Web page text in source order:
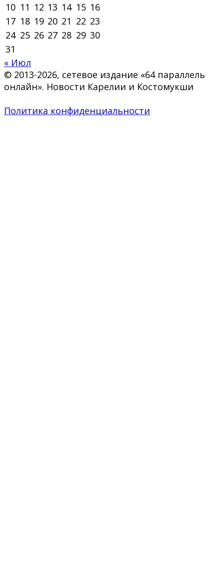
10 11 12 13 14 15 16
17 18 19 20 21 22 23
24 25 26 27 28 29 30
31
« Июл
© 2013-2026, сетевое издание «64 параллель
онлайн». Новости Карелии и Костомукши
Политика конфиденциальности